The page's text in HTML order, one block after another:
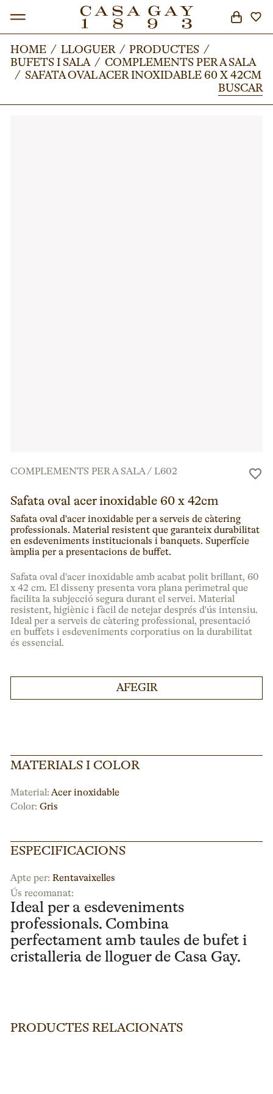
BUSCAR
HOME / LLOGUER / PRODUCTES /
BUFETS I SALA / COMPLEMENTS PER A SALA
/ SAFATA OVAL ACER INOXIDABLE 60 X 42CM
BUSCAR
HOME / LLOGUER / PRODUCTES /
BUFETS I SALA / COMPLEMENTS PER A SALA
/ SAFATA OVAL ACER INOXIDABLE 60 X 42CM
BUSCAR
COMPLEMENTS PER A SALA/L602
Safata oval acer inoxidable 60 x 42cm
Safata oval d'acer inoxidable per a serveis de càtering
professionals. Material resistent que garanteix durabilitat
en esdeveniments institucionals i banquets. Superfície
àmplia per a presentacions de buffet.
Safata oval d'acer inoxidable amb acabat polit brillant, 60
x 42 cm. El disseny presenta vora plana perimetral que
facilita la subjecció segura durant el servei. Material
resistent, higiènic i fàcil de netejar després d'ús intensiu.
Ideal per a serveis de càtering professional, presentació
en buffets i esdeveniments corporatius on la durabilitat
és essencial.
AFEGIR
MATERIALS I COLOR
Material: Acer inoxidable
Color: Gris
ESPECIFICACIONS
Apte per: Rentavaixelles
Ús recomanat:
Ideal per a esdeveniments
professionals. Combina
perfectament amb taules de bufet i
cristalleria de lloguer de Casa Gay.
PRODUCTES RELACIONATS